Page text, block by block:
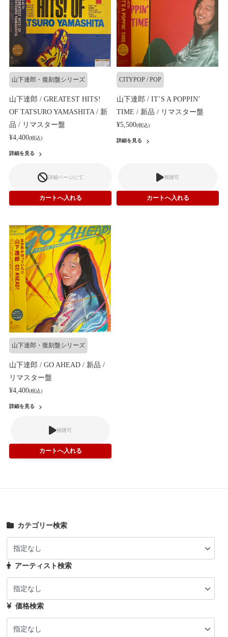
山下達郎・復刻盤シリーズ
山下達郎 / GREATEST HITS!
OF TATSURO YAMASHITA / 新
品 / リマスター盤
¥4,400(税込)
詳細を見る
詳細ページにて
CITYPOP / POP
山下達郎 / IT’S A POPPIN’
TIME / 新品 / リマスター盤
¥5,500(税込)
詳細を見る
視聴可
山下達郎・復刻盤シリーズ
山下達郎 / GO AHEAD / 新品 /
リマスター盤
¥4,400(税込)
詳細を見る
視聴可
カテゴリー検索
アーティスト検索
価格検索